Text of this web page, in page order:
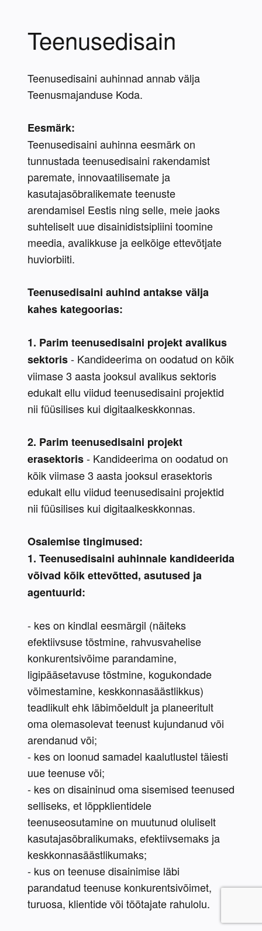
Teenusedisain
Teenusedisaini auhinnad annab välja
Teenusmajanduse Koda.
Eesmärk:
Teenusedisaini auhinna eesmärk on
tunnustada teenusedisaini rakendamist
paremate, innovaatilisemate ja
kasutajasõbralikemate teenuste
arendamisel Eestis ning selle, meie jaoks
suhteliselt uue disainidistsipliini toomine
meedia, avalikkuse ja eelkõige ettevõtjate
huviorbiiti.
Teenusedisaini auhind antakse välja
kahes kategoorias:
1. Parim teenusedisaini projekt avalikus
sektoris - Kandideerima on oodatud on kõik
viimase 3 aasta jooksul avalikus sektoris
edukalt ellu viidud teenusedisaini projektid
nii füüsilises kui digitaalkeskkonnas.
2. Parim teenusedisaini projekt
erasektoris - Kandideerima on oodatud on
kõik viimase 3 aasta jooksul erasektoris
edukalt ellu viidud teenusedisaini projektid
nii füüsilises kui digitaalkeskkonnas.
Osalemise tingimused:
1. Teenusedisaini auhinnale kandideerida
võivad kõik ettevõtted, asutused ja
agentuurid:
- kes on kindlal eesmärgil (näiteks
efektiivsuse tõstmine, rahvusvahelise
konkurentsivõime parandamine,
ligipääsetavuse tõstmine, kogukondade
võimestamine, keskkonnasäästlikkus)
teadlikult ehk läbimõeldult ja planeeritult
oma olemasolevat teenust kujundanud või
arendanud või;
- kes on loonud samadel kaalutlustel täiesti
uue teenuse või;
- kes on disaininud oma sisemised teenused
selliseks, et lõppklientidele
teenuseosutamine on muutunud oluliselt
kasutajasõbralikumaks, efektiivsemaks ja
keskkonnasäästlikumaks;
- kus on teenuse disainimise läbi
parandatud teenuse konkurentsivõimet,
turuosa, klientide või töötajate rahulolu.